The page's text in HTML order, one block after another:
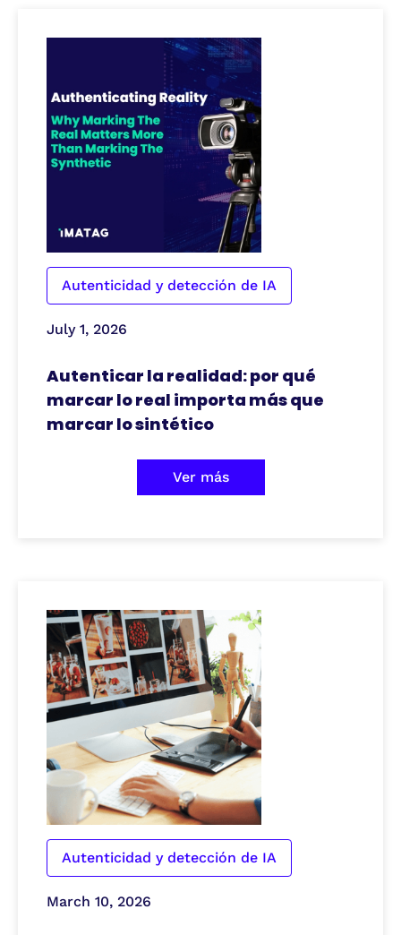
Autenticidad y detección de IA
July 1, 2026
Autenticar la realidad: por qué
marcar lo real importa más que
marcar lo sintético
Ver más
Autenticidad y detección de IA
March 10, 2026